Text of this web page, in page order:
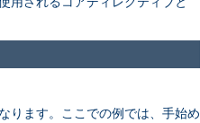
ります。ここでの例では、手始め